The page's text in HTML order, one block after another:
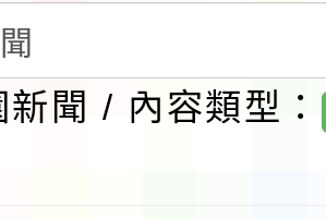
領人才培育課程
園市115學年度
聞 / 內容類型：